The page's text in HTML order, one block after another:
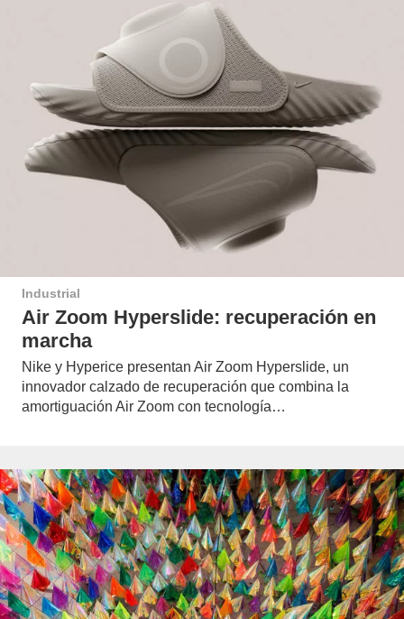
Industrial
Air Zoom Hyperslide: recuperación en
marcha
Nike y Hyperice presentan Air Zoom Hyperslide, un
innovador calzado de recuperación que combina la
amortiguación Air Zoom con tecnología…